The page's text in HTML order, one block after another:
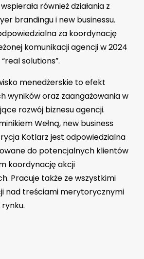
również działania z
brandingu i new businessu.
za koordynację
komunikacji agencji w 2024
solutions”.
menedżerskie to efekt
wyników oraz zaangażowania w
rozwój biznesu agencji.
Wełną, new business
Kotlarz jest odpowiedzialna
do potencjalnych klientów
koordynację akcji
Pracuje także ze wszystkimi
nad treściami merytorycznymi